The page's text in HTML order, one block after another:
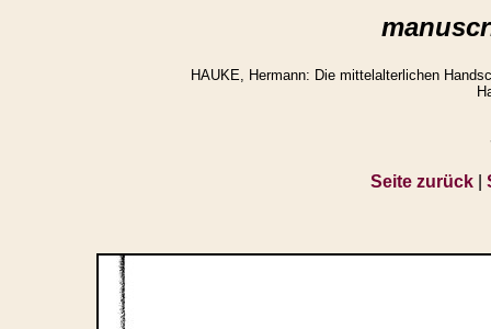
HAUKE, Hermann: Die mittelalterlichen
Seite zurück|